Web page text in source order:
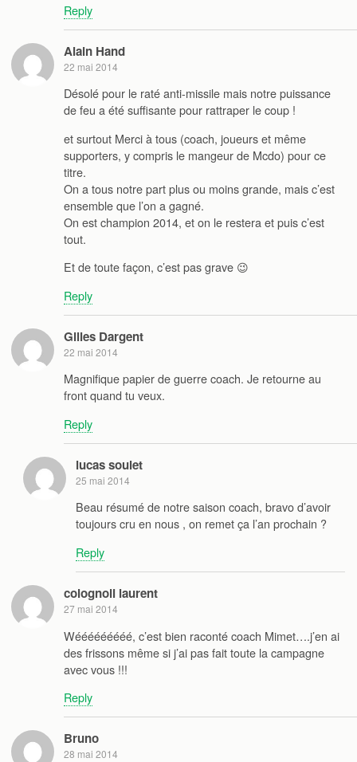
Reply
Alain Hand
22 mai 2014
Désolé pour le raté anti-missile mais notre puissance
de feu a été suffisante pour rattraper le coup !
et surtout Merci à tous (coach, joueurs et même
supporters, y compris le mangeur de Mcdo) pour ce
titre.
On a tous notre part plus ou moins grande, mais c’est
ensemble que l’on a gagné.
On est champion 2014, et on le restera et puis c’est
tout.
Et de toute façon, c’est pas grave 😉
Reply
Gilles Dargent
22 mai 2014
Magnifique papier de guerre coach. Je retourne au
front quand tu veux.
Reply
lucas soulet
25 mai 2014
Beau résumé de notre saison coach, bravo d’avoir
toujours cru en nous , on remet ça l’an prochain ?
Reply
colognoli laurent
27 mai 2014
Wééééééééé, c’est bien raconté coach Mimet….j’en ai
des frissons même si j’ai pas fait toute la campagne
avec vous !!!
Reply
Bruno
28 mai 2014